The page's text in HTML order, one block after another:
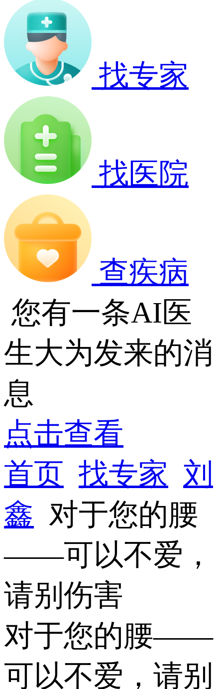
找专家
找医院
查疾病
您有一条AI医
生大为发来的消
息
点击查看
首页 找专家 刘
鑫 对于您的腰
——可以不爱，
请别伤害
对于您的腰——
可以不爱，请别